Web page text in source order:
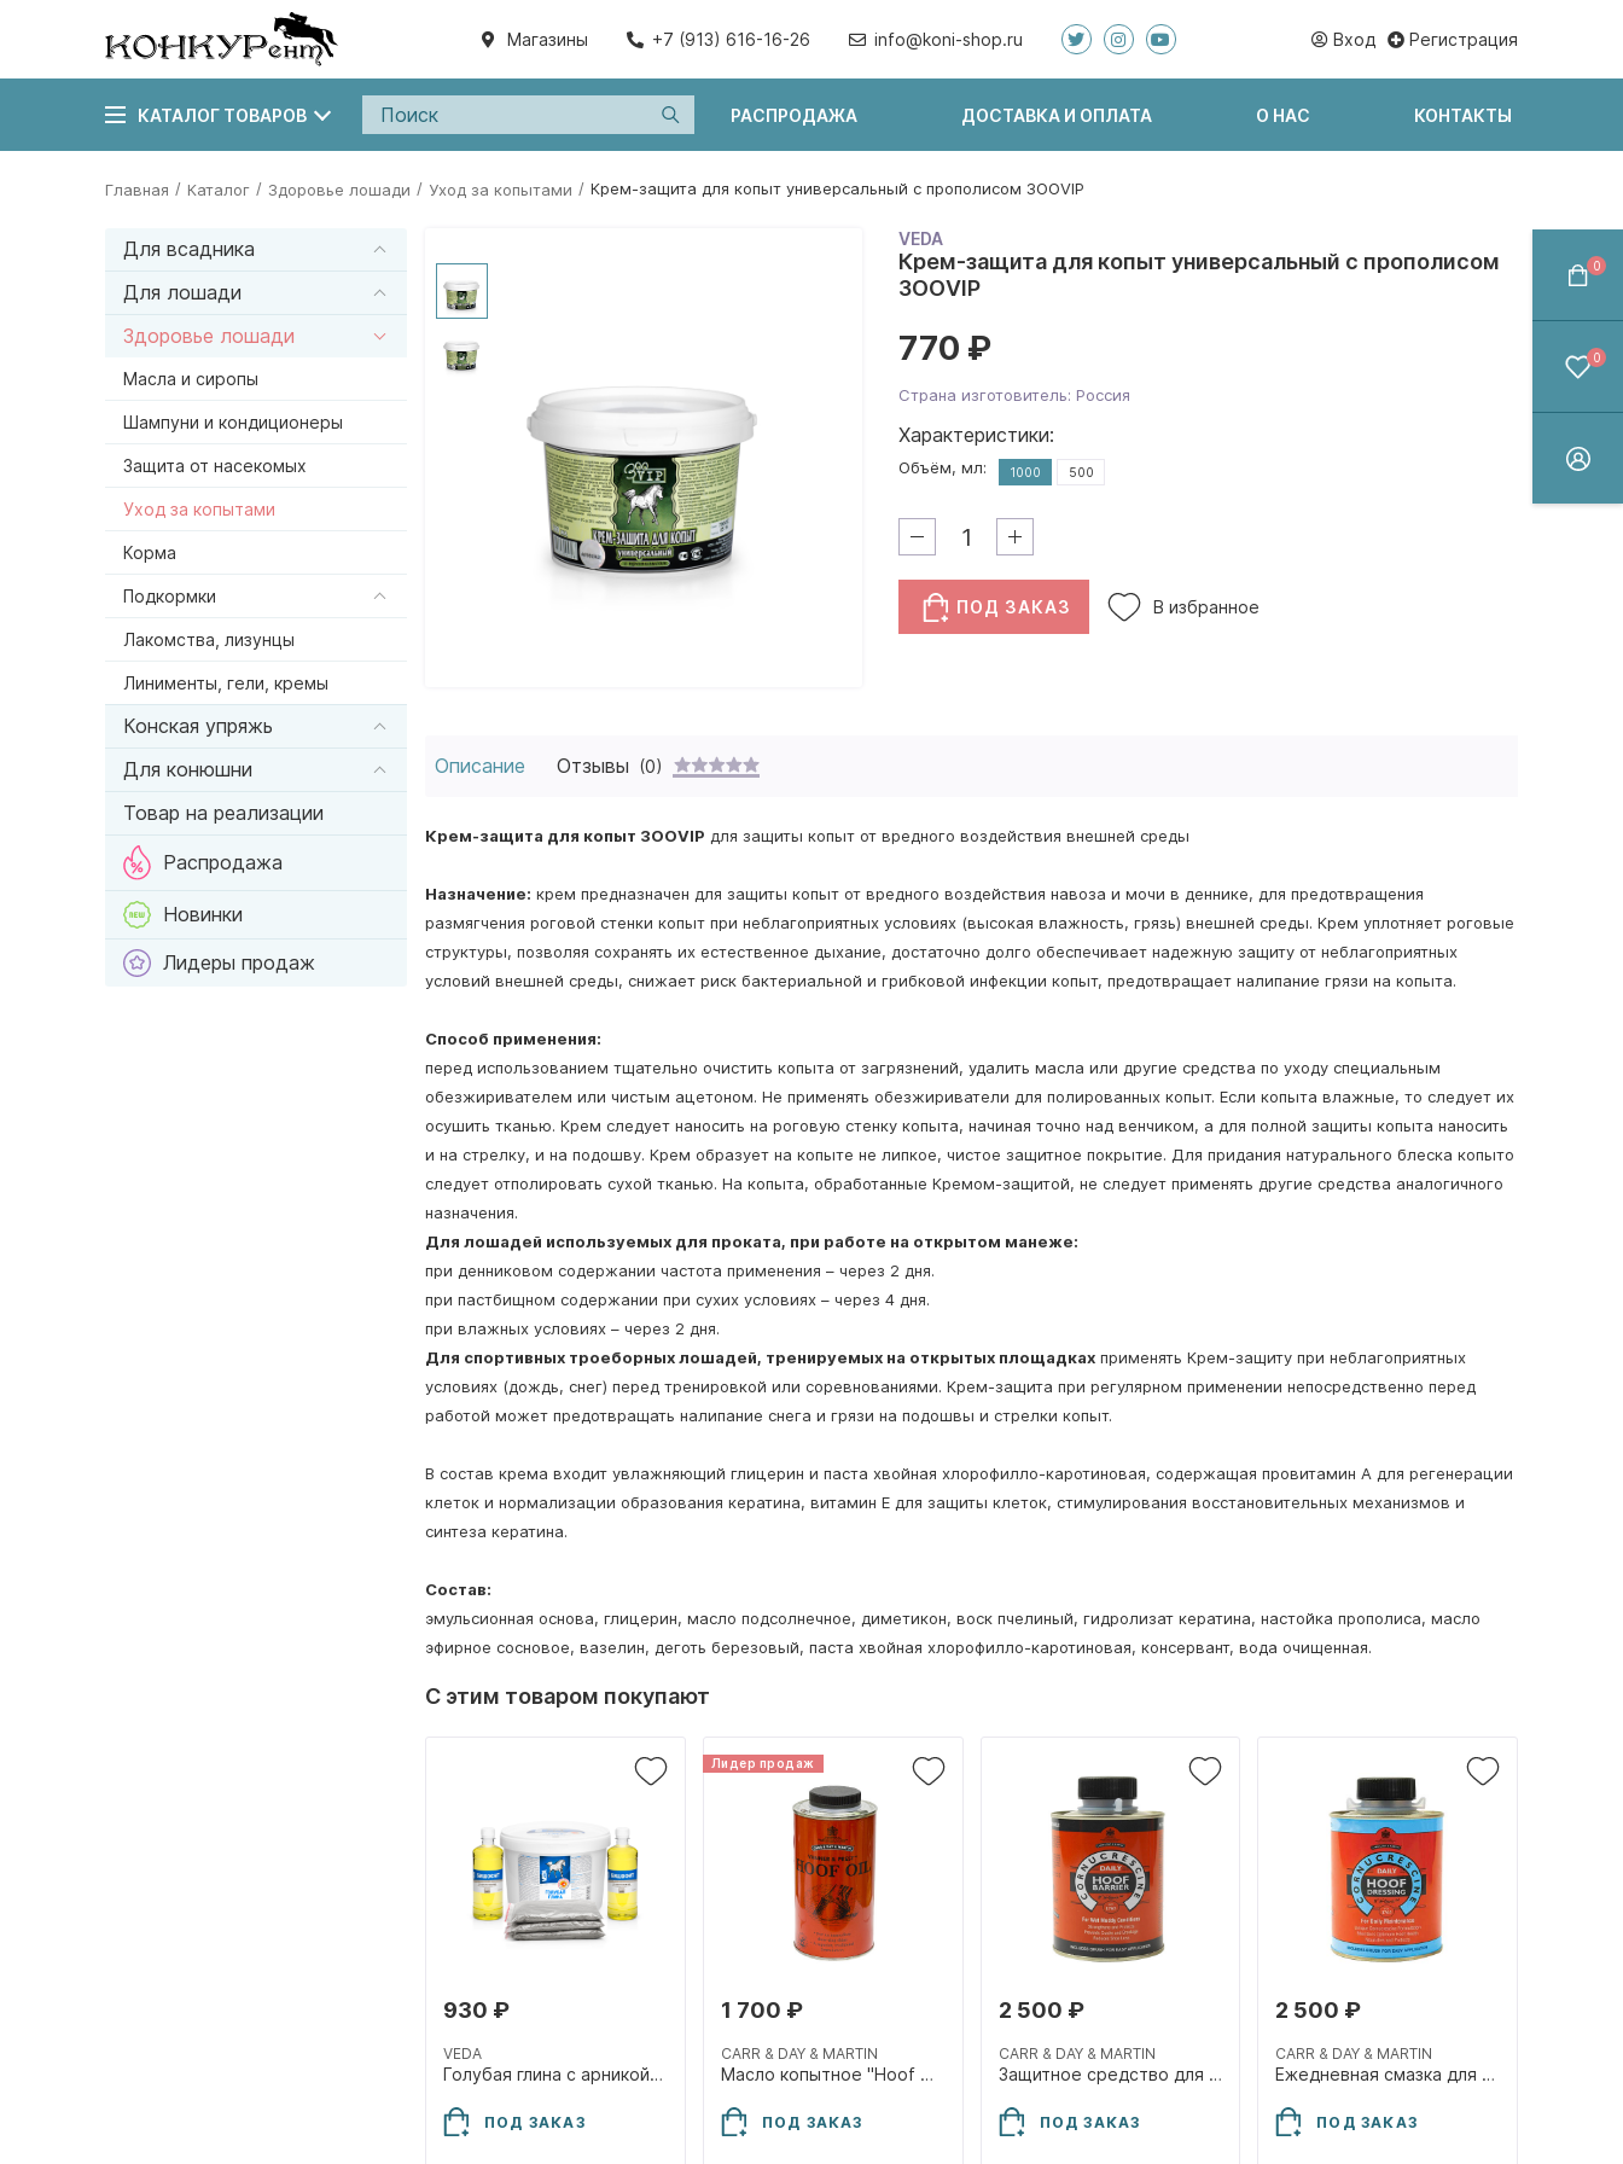
Магазины +7 (913) 616-16-26 info@koni-shop.ru Вход Регистрация
КАТАЛОГ ТОВАРОВ РАСПРОДАЖА ДОСТАВКА И ОПЛАТА О НАС КОНТАКТЫ
Главная / Каталог / Здоровье лошади / Уход за копытами / Крем-защита для копыт универсальный с прополисом ЗООVIP
Для всадника
Для лошади
Здоровье лошади
Масла и сиропы
Шампуни и кондиционеры
Защита от насекомых
Уход за копытами
Корма
Подкормки
Лакомства, лизунцы
Линименты, гели, кремы
Конская упряжь
Для конюшни
Товар на реализации
Распродажа
Новинки
Лидеры продаж
VEDA
Крем-защита для копыт универсальный с прополисом
ЗООVIP
770 ₽
Страна изготовитель: Россия
Характеристики:
Объём, мл: 1000 500
ПОД ЗАКАЗ В избранное
Описание Отзывы (0)
Крем-защита для копыт ЗООVIP для защиты копыт от вредного воздействия внешней среды
Назначение: крем предназначен для защиты копыт от вредного воздействия навоза и мочи в деннике, для предотвращения
размягчения роговой стенки копыт при неблагоприятных условиях (высокая влажность, грязь) внешней среды. Крем уплотняет роговые
структуры, позволяя сохранять их естественное дыхание, достаточно долго обеспечивает надежную защиту от неблагоприятных
условий внешней среды, снижает риск бактериальной и грибковой инфекции копыт, предотвращает налипание грязи на копыта.
Способ применения:
перед использованием тщательно очистить копыта от загрязнений, удалить масла или другие средства по уходу специальным
обезжиривателем или чистым ацетоном. Не применять обезжириватели для полированных копыт. Если копыта влажные, то следует их
осушить тканью. Крем следует наносить на роговую стенку копыта, начиная точно над венчиком, а для полной защиты копыта наносить
и на стрелку, и на подошву. Крем образует на копыте не липкое, чистое защитное покрытие. Для придания натурального блеска копыто
следует отполировать сухой тканью. На копыта, обработанные Кремом-защитой, не следует применять другие средства аналогичного
назначения.
Для лошадей используемых для проката, при работе на открытом манеже:
при денниковом содержании частота применения – через 2 дня.
при пастбищном содержании при сухих условиях – через 4 дня.
при влажных условиях – через 2 дня.
Для спортивных троеборных лошадей, тренируемых на открытых площадках применять Крем-защиту при неблагоприятных
условиях (дождь, снег) перед тренировкой или соревнованиями. Крем-защита при регулярном применении непосредственно перед
работой может предотвращать налипание снега и грязи на подошвы и стрелки копыт.
В состав крема входит увлажняющий глицерин и паста хвойная хлорофилло-каротиновая, содержащая провитамин А для регенерации
клеток и нормализации образования кератина, витамин Е для защиты клеток, стимулирования восстановительных механизмов и
синтеза кератина.
Состав:
эмульсионная основа, глицерин, масло подсолнечное, диметикон, воск пчелиный, гидролизат кератина, настойка прополиса, масло
эфирное сосновое, вазелин, деготь березовый, паста хвойная хлорофилло-каротиновая, консервант, вода очищенная.
С этим товаром покупают
930 ₽
VEDA
Голубая глина с арникой и бишофитом ЗООVIP, 1500 г + 1000 мл
ПОД ЗАКАЗ
Лидер продаж
1 700 ₽
CARR & DAY & MARTIN
Масло копытное "Hoof Oil", 500 мл
ПОД ЗАКАЗ
2 500 ₽
CARR & DAY & MARTIN
Защитное средство для копыт "Hoof Barrier", 500 мл
ПОД ЗАКАЗ
2 500 ₽
CARR & DAY & MARTIN
Ежедневная смазка для копыт "Hoof Dressing", 500 мл
ПОД ЗАКАЗ
0
0